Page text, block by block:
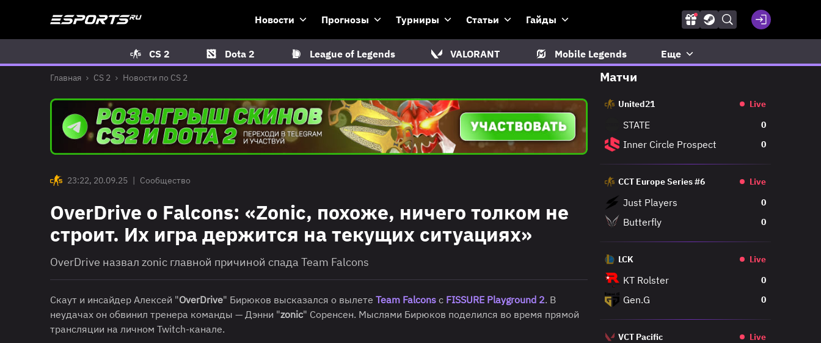
Новости Прогнозы Турниры Статьи Гайды
CS 2 Dota 2 League of Legends VALORANT Mobile Legends Еще
Главная CS 2 Новости по CS 2
23:22, 20.09.25 | Сообщество
OverDrive о Falcons: «Zonic, похоже, ничего толком не
строит. Их игра держится на текущих ситуациях»
OverDrive назвал zonic главной причиной спада Team Falcons
Скаут и инсайдер Алексей "OverDrive" Бирюков высказался о вылете Team Falcons с FISSURE Playground 2. В
неудачах он обвинил тренера команды — Дэнни "zonic" Соренсен. Мыслями Бирюков поделился во время прямой
трансляции на личном Twitch-канале.
Матчи
United21 Live
STATE 0
Inner Circle Prospect 0
CCT Europe Series #6 Live
Just Players 0
Butterfly 0
LCK Live
KT Rolster 0
Gen.G 0
VCT Pacific Live